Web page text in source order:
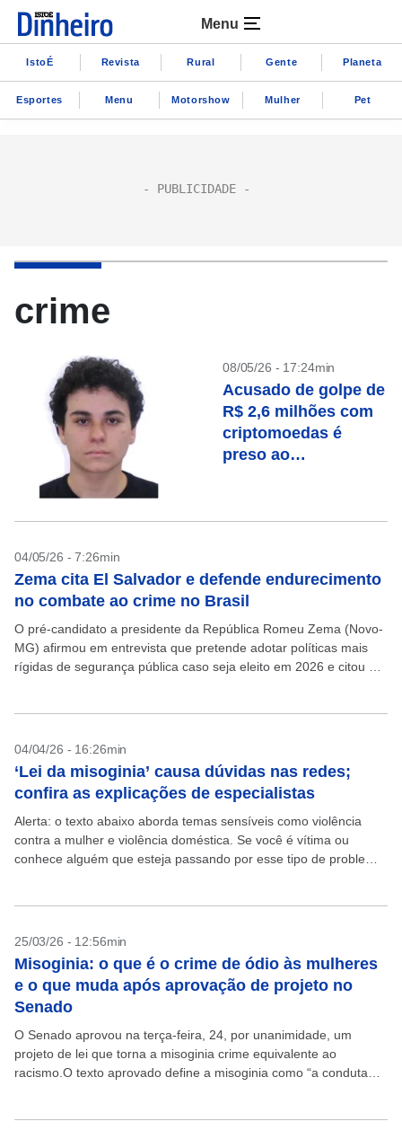
Menu
IstoÉ Revista Rural Gente Planeta
Esportes Menu Motorshow Mulher Pet
crime
08/05/26 - 17:24min
Acusado de golpe de
R$ 2,6 milhões com
criptomoedas é
preso ao
04/05/26 - 7:26min
Zema cita El Salvador e defende endurecimento
no combate ao crime no Brasil
O pré-candidato a presidente da República Romeu Zema (Novo-
MG) afirmou em entrevista que pretende adotar políticas mais
rígidas de segurança pública caso seja eleito em 2026 e citou El
04/04/26 - 16:26min
‘Lei da misoginia’ causa dúvidas nas redes;
confira as explicações de especialistas
Alerta: o texto abaixo aborda temas sensíveis como violência
contra a mulher e violência doméstica. Se você é vítima ou
conhece alguém que esteja passando por esse tipo de problema,
25/03/26 - 12:56min
Misoginia: o que é o crime de ódio às mulheres
e o que muda após aprovação de projeto no
Senado
O Senado aprovou na terça-feira, 24, por unanimidade, um
projeto de lei que torna a misoginia crime equivalente ao
racismo.O texto aprovado define a misoginia como “a conduta